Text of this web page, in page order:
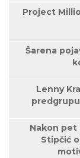
Project
Šarena
Lenny
Nakon pet
Stipčić